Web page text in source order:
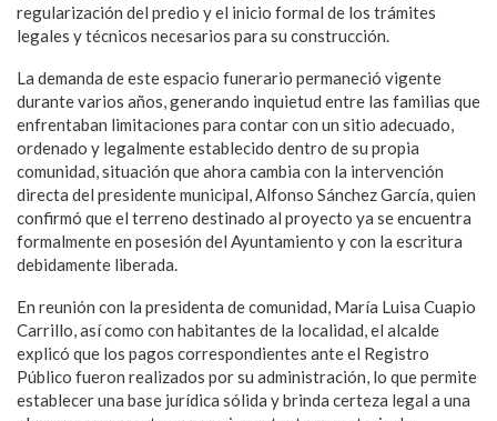
regularización del predio y el inicio formal de los trámites
legales y técnicos necesarios para su construcción.
La demanda de este espacio funerario permaneció vigente
durante varios años, generando inquietud entre las familias que
enfrentaban limitaciones para contar con un sitio adecuado,
ordenado y legalmente establecido dentro de su propia
comunidad, situación que ahora cambia con la intervención
directa del presidente municipal, Alfonso Sánchez García, quien
confirmó que el terreno destinado al proyecto ya se encuentra
formalmente en posesión del Ayuntamiento y con la escritura
debidamente liberada.
En reunión con la presidenta de comunidad, María Luisa Cuapio
Carrillo, así como con habitantes de la localidad, el alcalde
explicó que los pagos correspondientes ante el Registro
Público fueron realizados por su administración, lo que permite
establecer una base jurídica sólida y brinda certeza legal a una